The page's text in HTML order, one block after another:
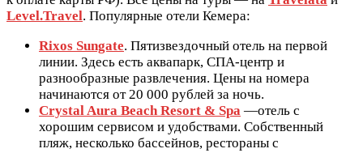
Level.Travel. Популярные отели Кемера:
Rixos Sungate. Пятизвездочный отель на первой
линии. Здесь есть аквапарк, СПА-центр и
разнообразные развлечения. Цены на номера
начинаются от 20 000 рублей за ночь.
Crystal Aura Beach Resort & Spa —отель с
хорошим сервисом и удобствами. Собственный
пляж, несколько бассейнов, рестораны с